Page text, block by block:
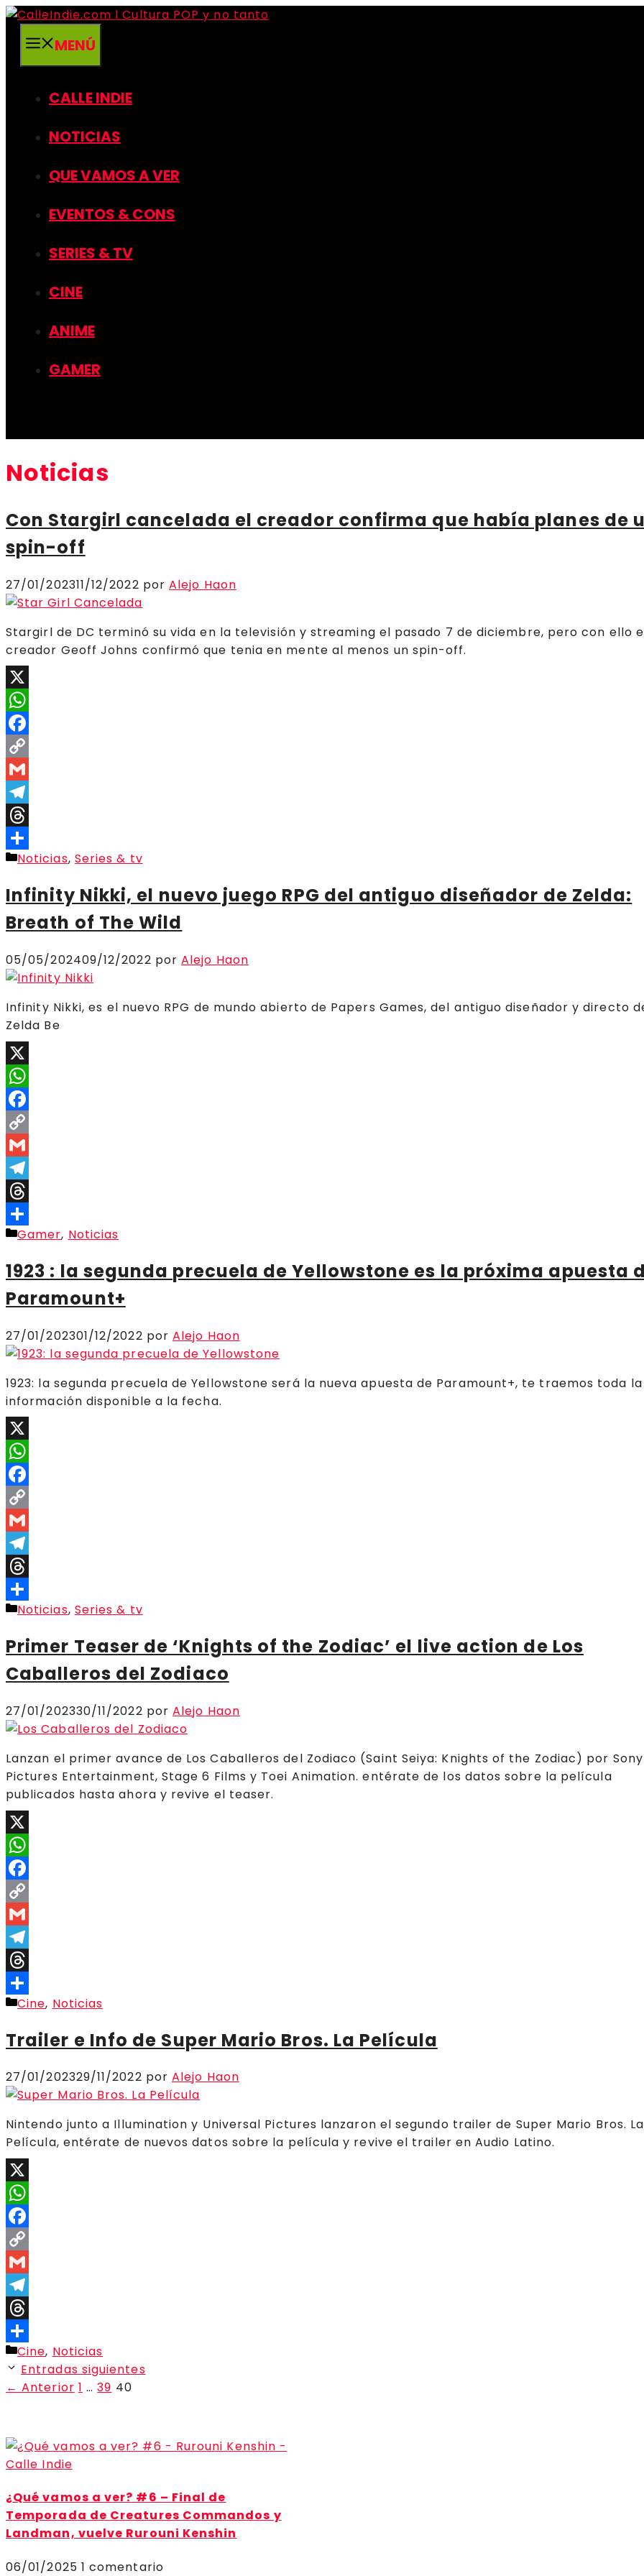
Saltar
contenidoMENÚ
CALLE INDIE
NOTICIAS
QUE VAMOS A VER
EVENTOS & CONS
SERIES & TV
CINE
ANIME
GAMER
Noticias
Con Stargirl cancelada el creador confirma que había planes de
spin-off
27/01/202311/12/2022 porAlejo Haon
Stargirl de DC terminó su vida en la televisión y streaming el pasado 7 de diciembre, pero con ello
creador Geoff Johns confirmó que tenia en mente al menos un spin-off.
X
WhatsApp
Facebook
Copy
Link
Gmail
Telegram
Threads
Compartir
Categorías
Noticias, Series & tv
Infinity Nikki, el nuevo juego RPG del antiguo diseñador de Zelda:
Breath of The Wild
05/05/202409/12/2022 porAlejo Haon
Infinity Nikki, es el nuevo RPG de mundo abierto de Papers Games, del antiguo diseñador y directo
Zelda Be
X
WhatsApp
Facebook
Copy
Link
Gmail
Telegram
Threads
Compartir
Categorías
Gamer, Noticias
1923 : la segunda precuela de Yellowstone es la próxima apuesta
Paramount+
27/01/202301/12/2022 porAlejo Haon
1923: la segunda precuela de Yellowstone será la nueva apuesta de Paramount+, te traemos toda la
información disponible a la fecha.
X
WhatsApp
Facebook
Copy
Link
Gmail
Telegram
Threads
Compartir
Categorías
Noticias, Series & tv
Primer Teaser de ‘Knights of the Zodiac’ el live action de Los
Caballeros del Zodiaco
27/01/202330/11/2022 porAlejo Haon
Lanzan el primer avance de Los Caballeros del Zodiaco (Saint Seiya: Knights of the Zodiac) por Sony
Pictures Entertainment, Stage 6 Films y Toei Animation. entérate de los datos sobre la película
publicados hasta ahora y revive el teaser.
X
WhatsApp
Facebook
Copy
Link
Gmail
Telegram
Threads
Compartir
Categorías
Cine, Noticias
Trailer e Info de Super Mario Bros. La Película
27/01/202329/11/2022 porAlejo Haon
Nintendo junto a Illumination y Universal Pictures lanzaron el segundo trailer de Super Mario Bros. La
Película, entérate de nuevos datos sobre la película y revive el trailer en Audio Latino.
X
WhatsApp
Facebook
Copy
Link
Gmail
Telegram
Threads
Compartir
Categorías
Cine, Noticias
Entradas siguientes
← Anterior Página
1 … Página
39 Página
40
¿Qué vamos a ver? #6 – Final de
Temporada de Creatures Commandos y
Landman, vuelve Rurouni Kenshin
06/01/2025 1 comentario